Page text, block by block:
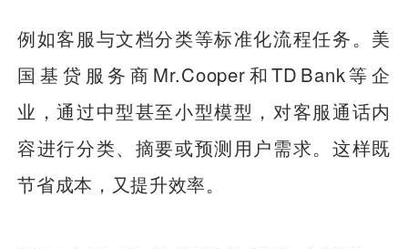
例如客服与文档分类等标准化流程任务。美
国基贷服务商Mr.Cooper和TD Bank等企
业，通过中型甚至小型模型，对客服通话内
容进行分类、摘要或预测用户需求。这样既
节省成本，又提升效率。